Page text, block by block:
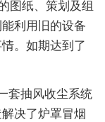
图纸、策划及组
利用旧的设备
。如期达到了
套抽风收尘系统
决了炉罩冒烟